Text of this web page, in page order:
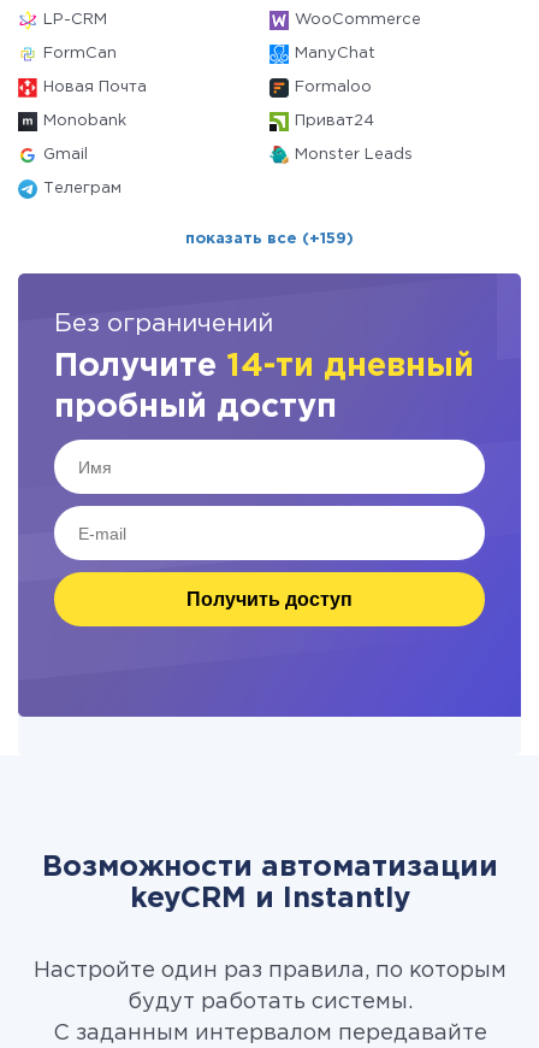
LP-CRM WooCommerce
FormCan ManyChat
Новая Почта Formaloo
Monobank Приват24
Gmail Monster Leads
Телеграм
показать все (+159)
Без ограничений
Получите 14-ти дневный
пробный доступ
Получить доступ
Возможности автоматизации
keyCRM и Instantly
Настройте один раз правила, по которым
будут работать системы.
С заданным интервалом передавайте